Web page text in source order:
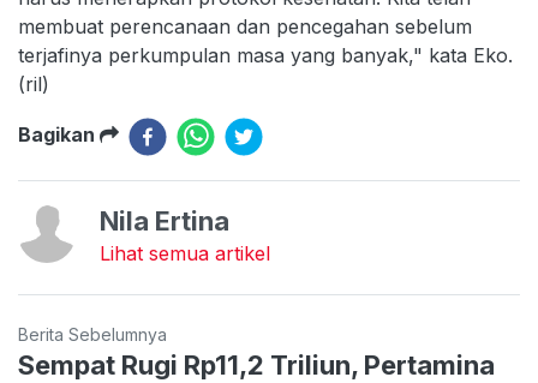
membuat perencanaan dan pencegahan sebelum
terjafinya perkumpulan masa yang banyak," kata Eko.
(ril)
Bagikan
Nila Ertina
Lihat semua artikel
Berita Sebelumnya
Sempat Rugi Rp11,2 Triliun, Pertamina